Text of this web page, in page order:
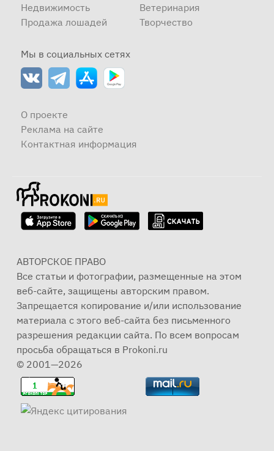
Недвижимость
Продажа лошадей
Ветеринария
Творчество
Мы в социальных сетях
О проекте
Реклама на сайте
Контактная информация
АВТОРСКОЕ ПРАВО
Все статьи и фотографии, размещенные на этом
веб-сайте, защищены авторским правом.
Запрещается копирование и/или использование
материала с этого веб-сайта без письменного
разрешения редакции сайта. По всем вопросам
просьба обращаться в Prokoni.ru
© 2001—2026